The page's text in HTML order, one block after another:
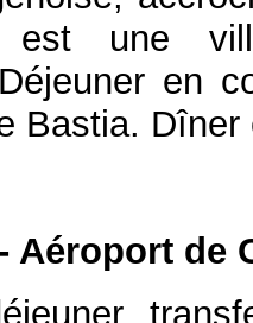
est une
en
Bastia. Dîner
Aéroport de